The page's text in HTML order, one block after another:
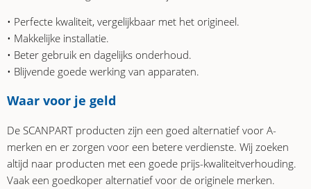
• Perfecte kwaliteit, vergelijkbaar met het origineel.
• Makkelijke installatie.
• Beter gebruik en dagelijks onderhoud.
• Blijvende goede werking van apparaten.
Waar voor je geld
De SCANPART producten zijn een goed alternatief voor A-
merken en er zorgen voor een betere verdienste. Wij zoeken
altijd naar producten met een goede prijs-kwaliteitverhouding.
Vaak een goedkoper alternatief voor de originele merken.